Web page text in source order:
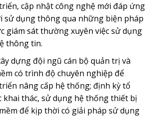
cập nhật công nghệ mới đáp ứng
sử dụng thông qua những biện pháp
giám sát thường xuyên việc sử dụng
thông tin.
dựng đội ngũ cán bộ quản trị và
có trình độ chuyên nghiệp để
nâng cấp hệ thống; định kỳ tổ
khai thác, sử dụng hệ thống thiết bị
để kịp thời có giải pháp sử dụng